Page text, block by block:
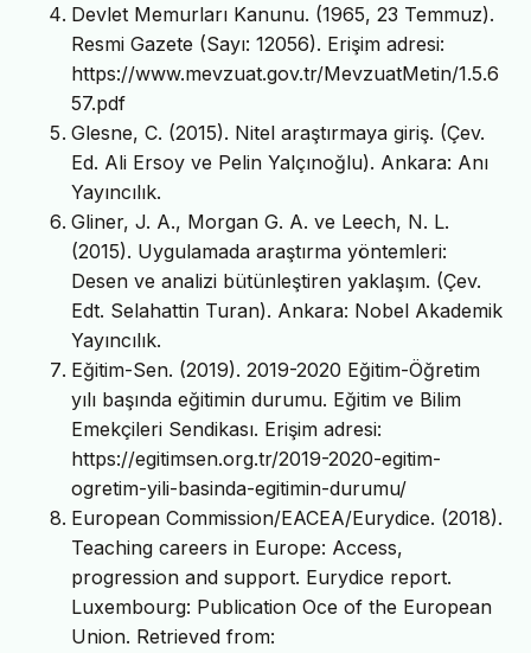
Devlet Memurları Kanunu. (1965, 23 Temmuz).
Resmi Gazete (Sayı: 12056). Erişim adresi:
https://www.mevzuat.gov.tr/MevzuatMetin/1.5.6
57.pdf
Glesne, C. (2015). Nitel araştırmaya giriş. (Çev.
Ed. Ali Ersoy ve Pelin Yalçınoğlu). Ankara: Anı
Yayıncılık.
Gliner, J. A., Morgan G. A. ve Leech, N. L.
(2015). Uygulamada araştırma yöntemleri:
Desen ve analizi bütünleştiren yaklaşım. (Çev.
Edt. Selahattin Turan). Ankara: Nobel Akademik
Yayıncılık.
Eğitim-Sen. (2019). 2019-2020 Eğitim-Öğretim
yılı başında eğitimin durumu. Eğitim ve Bilim
Emekçileri Sendikası. Erişim adresi:
https://egitimsen.org.tr/2019-2020-egitim-
ogretim-yili-basinda-egitimin-durumu/
European Commission/EACEA/Eurydice. (2018).
Teaching careers in Europe: Access,
progression and support. Eurydice report.
Luxembourg: Publication Oce of the European
Union. Retrieved from: